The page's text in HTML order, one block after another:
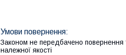
Законом не передбачено повернення
належної якості